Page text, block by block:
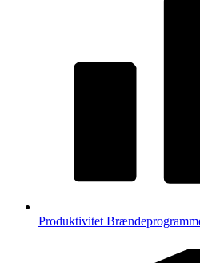
Produktivitet